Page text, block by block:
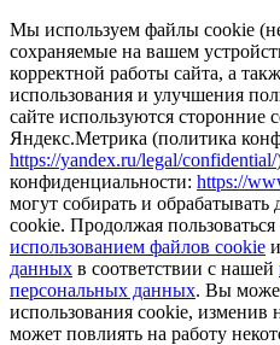
Мы используем файлы cookie
сохраняемые на вашем
корректной работы сайта, а
использования и улучшения
сайте используются сторонние
Яндекс.Метрика (политика
https://yandex.ru/legal/confidential/
конфиденциальности: https://
могут собирать и
cookie. Продолжая
использованием файлов cookie и
данных в соответствии с нашей
персональных данных. Вы
использования cookie, изменив
может повлиять на работу